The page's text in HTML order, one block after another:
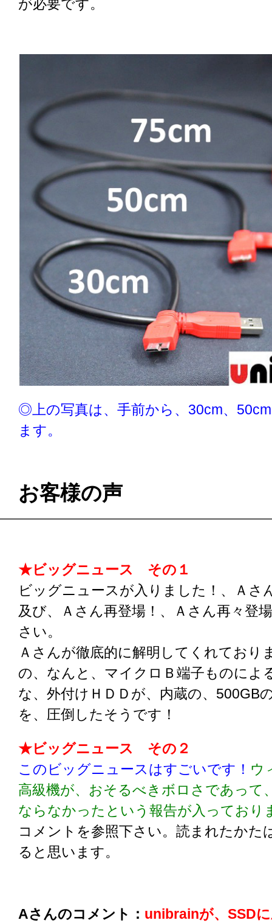
が必要です。
◎上の写真は、手前から、30cm、
ます。
お客様の声
★ビッグニュース その１
ビッグニュースが入りました！、Ａさ
及び、Ａさん再登場！、Ａさん再々登
さい。
Ａさんが徹底的に解明してくれており
の、なんと、マイクロＢ端子ものによ
な、外付けＨＤＤが、内蔵の、500GB
を、圧倒したそうです！
★ビッグニュース その２
このビッグニュースはすごいです！ ウ
高級機が、おそるべきボロさであって
ならなかったという報告が入っており
コメントを参照下さい。読まれたかた
ると思います。
Aさんのコメント： unibrainが、SSD